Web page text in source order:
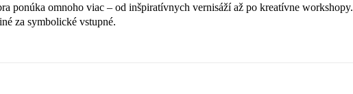
ponúka omnoho viac – od inšpiratívnych vernisáží až po kreatívne workshopy.
za symbolické vstupné.